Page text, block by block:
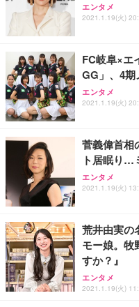
エンタメ
2021.1.19(火)
FC岐阜×エ
GG」、4期
エンタメ
2021.1.19(火)
菅義偉首相
ト居眠り…
エンタメ
2021.1.19(火)
荒井由実の
モー娘。牧
すか？』
エンタメ
2021.1.19(火)